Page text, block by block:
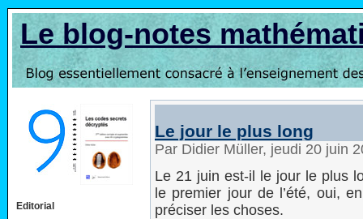
Le blog-notes
Editorial
Le jour le plus long
Par Didier Müller, jeudi 20 juin
Le 21 juin est-il le jour le plus
le premier jour de l’été, oui,
préciser les choses.